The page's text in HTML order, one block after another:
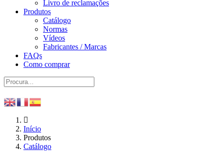
Livro de reclamações
Produtos
Catálogo
Normas
Vídeos
Fabricantes / Marcas
FAQs
Como comprar
Início
Produtos
Catálogo